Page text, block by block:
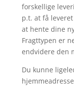
forskellige
p.t. at få
at hente dine
Fragttypen er
endvidere den
Du kunne